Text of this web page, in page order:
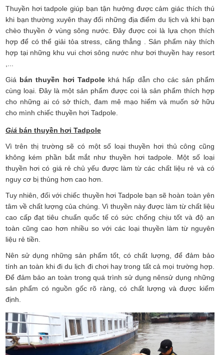
Thuyền hơi tadpole giúp bạn tận hưởng được cảm giác thích thú
khi bạn thường xuyên thay đổi những địa điểm du lịch và khi bạn
chèo thuyền ở vùng sông nước. Đây được coi là lựa chọn thích
hợp để có thể giải tỏa stress, căng thẳng . Sản phẩm này thích
hợp tại những khu vui chơi sông nước như bơi thuyền hay resort
Giá bán thuyền hơi Tadpolekhá hấp dẫn cho các sản phẩm
cùng loại. Đây là một sản phẩm được coi là sản phẩm thích hợp
cho những ai có sở thích, đam mê mạo hiểm và muốn sở hữu
cho mình chiếc thuyền hơi Tadpole.
Giá bán thuyền hơi Tadpole
Vì trên thị trường sẽ có một số loại thuyền hơi thủ công cũng
không kém phần bắt mắt như thuyền hơi tadpole. Một số loại
thuyền hơi có giá rẻ chủ yếu được làm từ các chất liệu rẻ và có
nguy cơ bị thủng hơn cao hơn.
Tuy nhiên, đối với chiếc thuyền hơi Tadpole bạn sẽ hoàn toàn yên
tâm về chất lượng của chúng. Vì thuyền này được làm từ chất liệu
cao cấp đạt tiêu chuẩn quốc tế có sức chống chịu tốt và độ an
toàn cũng cao hơn nhiều so với các loại thuyền làm từ nguyên
liệu rẻ tiền.
Nên sử dụng những sản phẩm tốt, có chất lượng, để đảm bảo
tính an toàn khi đi du lịch đi chơi hay trong tất cả mọi trường hợp.
Để đảm bảo an toàn trong quá trình sử dụng nênsử dụng những
sản phẩm có nguồn gốc rõ ràng, có chất lượng và được kiểm
định.